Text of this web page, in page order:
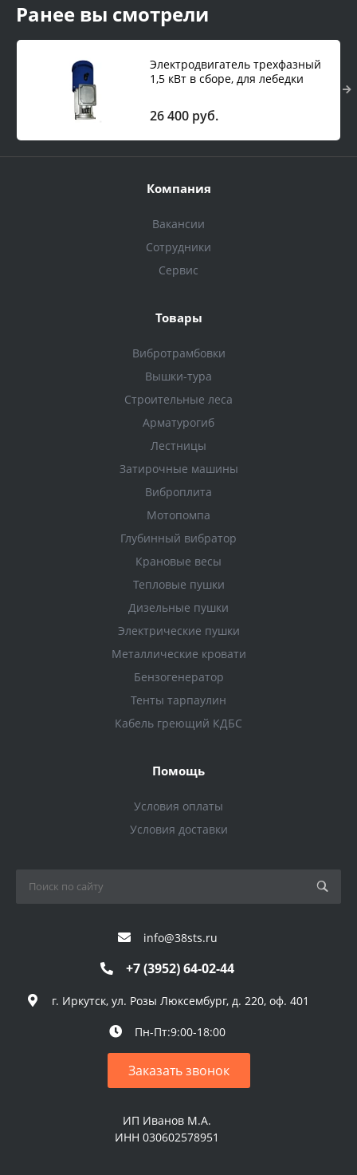
Ранее вы смотрели
Электродвигатель трехфазный
1,5 кВт в сборе, для лебедки
26 400 руб.
Компания
Вакансии
Сотрудники
Сервис
Товары
Вибротрамбовки
Вышки-тура
Строительные леса
Арматурогиб
Лестницы
Затирочные машины
Виброплита
Мотопомпа
Глубинный вибратор
Крановые весы
Тепловые пушки
Дизельные пушки
Электрические пушки
Металлические кровати
Бензогенератор
Тенты тарпаулин
Кабель греющий КДБС
Помощь
Условия оплаты
Условия доставки
info@38sts.ru
+7 (3952) 64-02-44
г. Иркутск, ул. Розы Люксембург, д. 220, оф. 401
Пн-Пт:9:00-18:00
Заказать звонок
ИП Иванов М.А.
ИНН 030602578951